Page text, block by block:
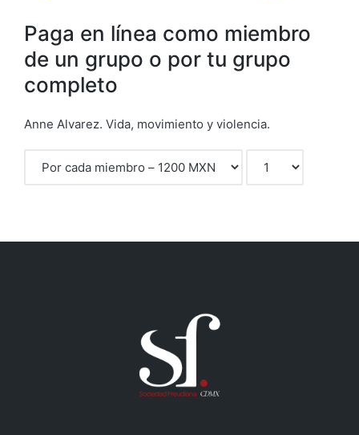
Paga en línea como miembro
de un grupo o por tu grupo
completo
Anne Alvarez. Vida, movimiento y violencia.